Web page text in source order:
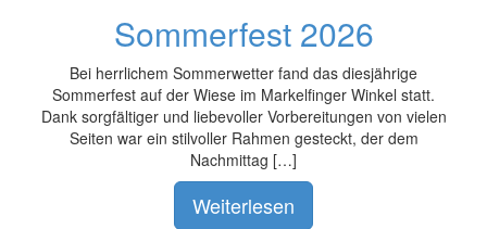
Sommerfest 2026
Bei herrlichem Sommerwetter fand das diesjährige
Sommerfest auf der Wiese im Markelfinger Winkel statt.
Dank sorgfältiger und liebevoller Vorbereitungen von vielen
Seiten war ein stilvoller Rahmen gesteckt, der dem
Nachmittag […]
Weiterlesen